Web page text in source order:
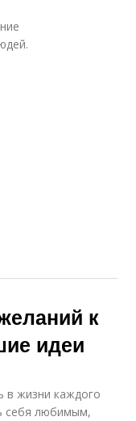
к
идеи
в жизни каждого
себя любимым,